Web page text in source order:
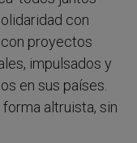
con
proyectos
impulsados y
en sus países.
altruista, sin